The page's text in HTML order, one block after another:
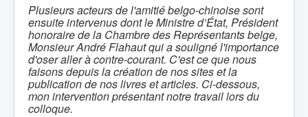
Plusieurs acteurs de l'amitié belgo-chinoise sont
ensuite intervenus dont le Ministre d’État, Président
honoraire de la Chambre des Représentants belge,
Monsieur André Flahaut qui a souligné l'importance
d'oser aller à contre-courant. C'est ce que nous
faisons depuis la création de nos sites et la
publication de nos livres et articles. Ci-dessous,
mon intervention présentant notre travail lors du
colloque.